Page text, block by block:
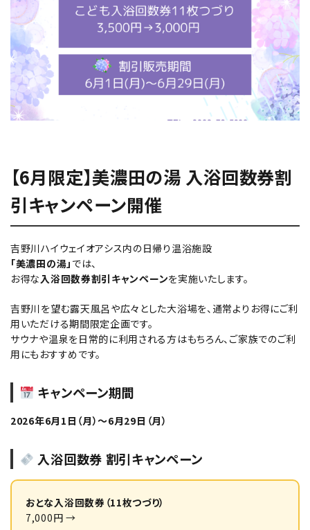
【6月限定】美濃田の湯 入浴回数券割
引キャンペーン開催
吉野川ハイウェイオアシス内の日帰り温浴施設
「美濃田の湯」 では、
お得な入浴回数券割引キャンペーンを実施いたします。
吉野川を望む露天風呂や広々とした大浴場を、通常よりお得にご利
用いただける期間限定企画です。
サウナや温泉を日常的に利用される方はもちろん、ご家族でのご利
用にもおすすめです。
キャンペーン期間
2026年6月1日（月）～6月29日（月）
入浴回数券 割引キャンペーン
おとな入浴回数券（11枚つづり）
7,000円 →